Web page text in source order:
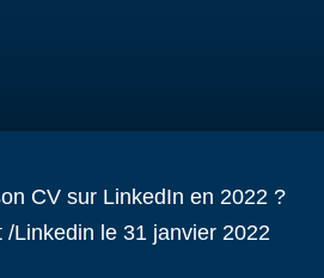
CV sur LinkedIn en 2022 ?
/Linkedin le 31 janvier 2022